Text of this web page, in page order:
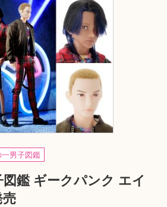
男子図鑑
図鑑 ギークパンク エイ
売